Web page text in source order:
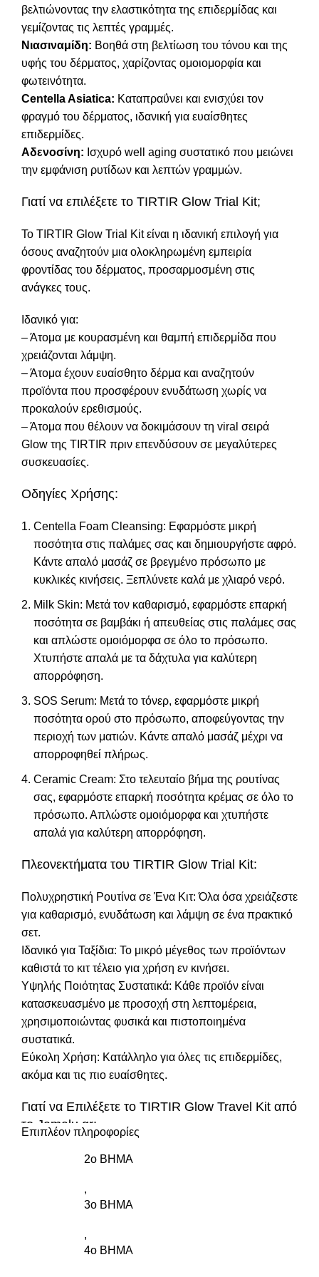
βελτιώνοντας την ελαστικότητα της επιδερμίδας και
γεμίζοντας τις λεπτές γραμμές.
Νιασιναμίδη: Βοηθά στη βελτίωση του τόνου και της
υφής του δέρματος, χαρίζοντας ομοιομορφία και
φωτεινότητα.
Centella Asiatica: Καταπραΰνει και ενισχύει τον
φραγμό του δέρματος, ιδανική για ευαίσθητες
επιδερμίδες.
Αδενοσίνη: Ισχυρό well aging συστατικό που μειώνει
την εμφάνιση ρυτίδων και λεπτών γραμμών.
Γιατί να επιλέξετε το TIRTIR Glow Trial Kit;
Το TIRTIR Glow Trial Kit είναι η ιδανική επιλογή για
όσους αναζητούν μια ολοκληρωμένη εμπειρία
φροντίδας του δέρματος, προσαρμοσμένη στις
ανάγκες τους.
Ιδανικό για:
– Άτομα με κουρασμένη και θαμπή επιδερμίδα που
χρειάζονται λάμψη.
– Άτομα έχουν ευαίσθητο δέρμα και αναζητούν
προϊόντα που προσφέρουν ενυδάτωση χωρίς να
προκαλούν ερεθισμούς.
– Άτομα που θέλουν να δοκιμάσουν τη viral σειρά
Glow της TIRTIR πριν επενδύσουν σε μεγαλύτερες
συσκευασίες.
Οδηγίες Χρήσης:
Centella Foam Cleansing: Εφαρμόστε μικρή
ποσότητα στις παλάμες σας και δημιουργήστε αφρό.
Κάντε απαλό μασάζ σε βρεγμένο πρόσωπο με
κυκλικές κινήσεις. Ξεπλύνετε καλά με χλιαρό νερό.
Milk Skin: Μετά τον καθαρισμό, εφαρμόστε επαρκή
ποσότητα σε βαμβάκι ή απευθείας στις παλάμες σας
και απλώστε ομοιόμορφα σε όλο το πρόσωπο.
Χτυπήστε απαλά με τα δάχτυλα για καλύτερη
απορρόφηση.
SOS Serum: Μετά το τόνερ, εφαρμόστε μικρή
ποσότητα ορού στο πρόσωπο, αποφεύγοντας την
περιοχή των ματιών. Κάντε απαλό μασάζ μέχρι να
απορροφηθεί πλήρως.
Ceramic Cream: Στο τελευταίο βήμα της ρουτίνας
σας, εφαρμόστε επαρκή ποσότητα κρέμας σε όλο το
πρόσωπο. Απλώστε ομοιόμορφα και χτυπήστε
απαλά για καλύτερη απορρόφηση.
Πλεονεκτήματα του TIRTIR Glow Trial Kit:
Πολυχρηστική Ρουτίνα σε Ένα Κιτ: Όλα όσα χρειάζεστε
για καθαρισμό, ενυδάτωση και λάμψη σε ένα πρακτικό
σετ.
Ιδανικό για Ταξίδια: Το μικρό μέγεθος των προϊόντων
καθιστά το κιτ τέλειο για χρήση εν κινήσει.
Υψηλής Ποιότητας Συστατικά: Κάθε προϊόν είναι
κατασκευασμένο με προσοχή στη λεπτομέρεια,
χρησιμοποιώντας φυσικά και πιστοποιημένα
συστατικά.
Εύκολη Χρήση: Κατάλληλο για όλες τις επιδερμίδες,
ακόμα και τις πιο ευαίσθητες.
Γιατί να Επιλέξετε το TIRTIR Glow Travel Kit από
το Jamalu.gr;
Το TIRTIR Glow Travel Kit είναι η ιδανική λύση για να
ενυδατωμένη όπου κι αν βρίσκεστε. Αυτό το σετ
προσφέρει τα απαραίτητα προϊόντα περιποίησης σε
ακόμα και για τις πιο ευαίσθητες επιδερμίδες.
Επιπλέον πληροφορίες
2o BHMA
,
3ο ΒΗΜΑ
,
4ο ΒΗΜΑ